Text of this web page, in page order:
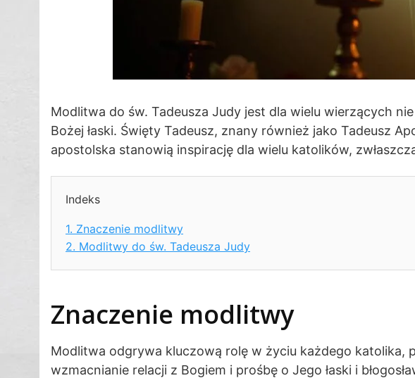
Modlitwa do św. Tadeusza Judy jest dla wielu wierzących
Bożej łaski. Święty Tadeusz, znany również jako Tadeusz
apostolska stanowią inspirację dla wielu katolików,
Indeks
1. Znaczenie modlitwy
2. Modlitwy do św. Tadeusza Judy
Znaczenie modlitwy
Modlitwa odgrywa kluczową rolę w życiu każdego
wzmacnianie relacji z Bogiem i prośbę o Jego łaski i